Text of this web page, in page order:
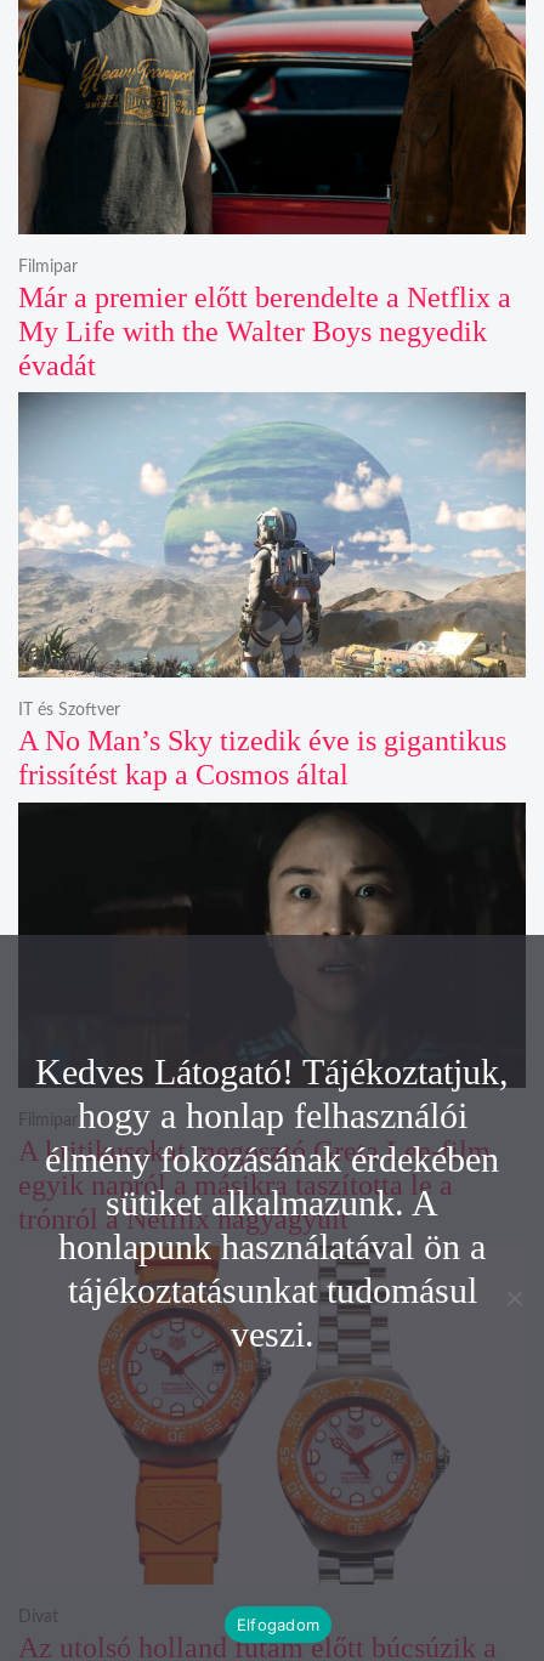
Már a premier előtt berendelte a Netflix a
My Life with the Walter Boys negyedik
évadát
Filmipar
A No Man’s Sky tizedik éve is gigantikus
frissítést kap a Cosmos által
IT és Szoftver
A kritikusokat megosztó Greta Lee-film
egyik napról a másikra taszította le a
trónról a Netflix nagyágyúit
Filmipar
Az utolsó holland futam előtt búcsúzik a
Divat
Kedves Látogató! Tájékoztatjuk,
hogy a honlap felhasználói
élmény fokozásának érdekében
sütiket alkalmazunk. A
honlapunk használatával ön a
tájékoztatásunkat tudomásul
veszi.
Elfogadom